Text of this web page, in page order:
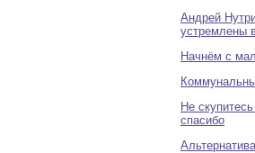
Андрей
устремлены
Начнём с
Не
спасибо